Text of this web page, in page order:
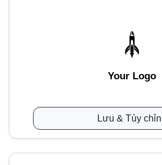
Your Logo
Lưu & Tùy